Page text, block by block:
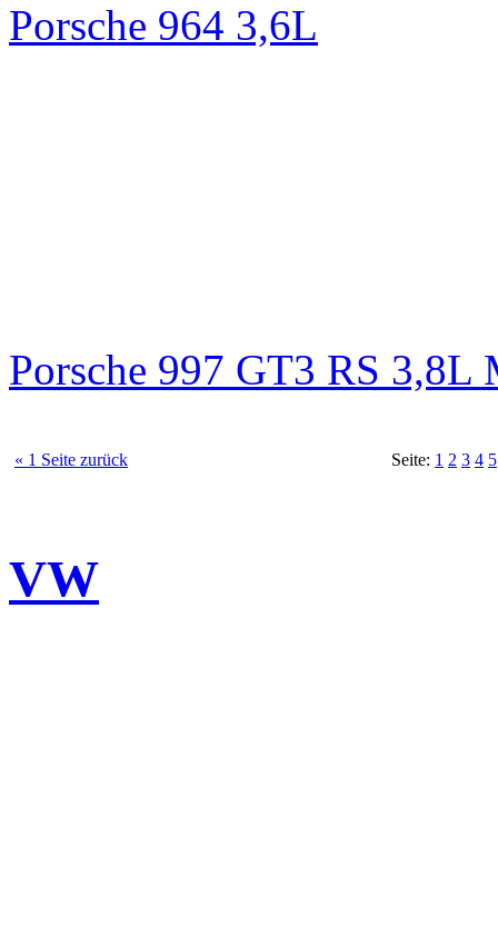
Porsche 964 3,6L
Porsche 997 GT3 RS
« 1 Seite zurück Seite: 1 2 3 4 5
VW